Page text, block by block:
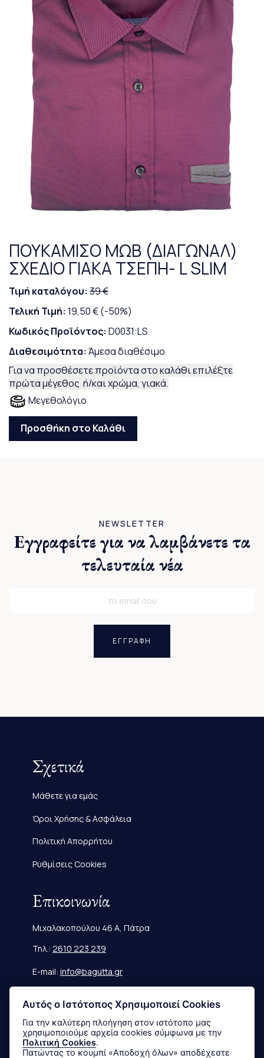
ΠΟΥΚΑΜΙΣΟ ΜΩΒ (ΔΙΑΓΩΝΑΛ)
ΣΧΕΔΙΟ ΓΙΑΚΑ ΤΣΕΠΗ- L SLIM
Τιμή καταλόγου: 39 €
Τελική Τιμή: 19,50 €(-50%)
Κωδικός Προϊόντος: D0031:LS
Διαθεσιμότητα: Άμεσα διαθέσιμο
Για να προσθέσετε προϊόντα στο καλάθι επιλέξτε
πρώτα μέγεθος ή/και χρώμα, γιακά.
Μεγεθολόγιο
Προσθήκη στο Καλάθι
NEWSLETTER
Εγγραφείτε για να λαμβάνετε τα
τελευταία νέα
ΕΓΓΡΑΦΗ
Σχετικά
Μάθετε για εμάς
Όροι Χρήσης & Ασφάλεια
Πολιτική Απορρήτου
Ρυθμίσεις Cookies
Επικοινωνία
Μιχαλακοπούλου 46 Α, Πάτρα
Τηλ.: 2610 223 239
E-mail: info@bagutta.gr
Πληροφορίες
Μεγεθολόγιο
Αυτός ο Ιστότοπος Χρησιμοποιεί Cookies
Για την καλύτερη πλοήγηση στον ιστότοπο μας
χρησιμοποιούμε αρχεία cookies σύμφωνα με την
Πολιτική Cookies.
Πατώντας το κουμπί «Αποδοχή όλων» αποδέχεστε